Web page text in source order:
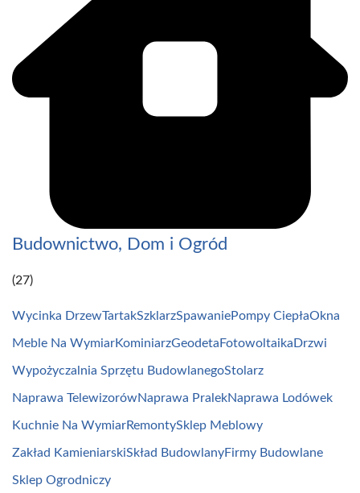
Budownictwo, Dom i Ogród
(27)
Wycinka DrzewTartakSzklarzSpawaniePompy CiepłaOkna
Meble Na WymiarKominiarzGeodetaFotowoltaikaDrzwi
Wypożyczalnia Sprzętu BudowlanegoStolarz
Naprawa TelewizorówNaprawa PralekNaprawa Lodówek
Kuchnie Na WymiarRemontySklep Meblowy
Zakład KamieniarskiSkład BudowlanyFirmy Budowlane
Sklep Ogrodniczy